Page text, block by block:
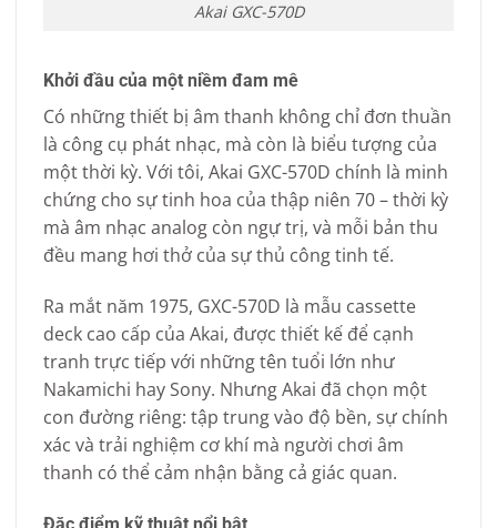
Akai GXC-570D
Khởi đầu của một niềm đam mê
Có những thiết bị âm thanh không chỉ đơn thuần
là công cụ phát nhạc, mà còn là biểu tượng của
một thời kỳ. Với tôi, Akai GXC-570D chính là minh
chứng cho sự tinh hoa của thập niên 70 – thời kỳ
mà âm nhạc analog còn ngự trị, và mỗi bản thu
đều mang hơi thở của sự thủ công tinh tế.
Ra mắt năm 1975, GXC-570D là mẫu cassette
deck cao cấp của Akai, được thiết kế để cạnh
tranh trực tiếp với những tên tuổi lớn như
Nakamichi hay Sony. Nhưng Akai đã chọn một
con đường riêng: tập trung vào độ bền, sự chính
xác và trải nghiệm cơ khí mà người chơi âm
thanh có thể cảm nhận bằng cả giác quan.
Đặc điểm kỹ thuật nổi bật